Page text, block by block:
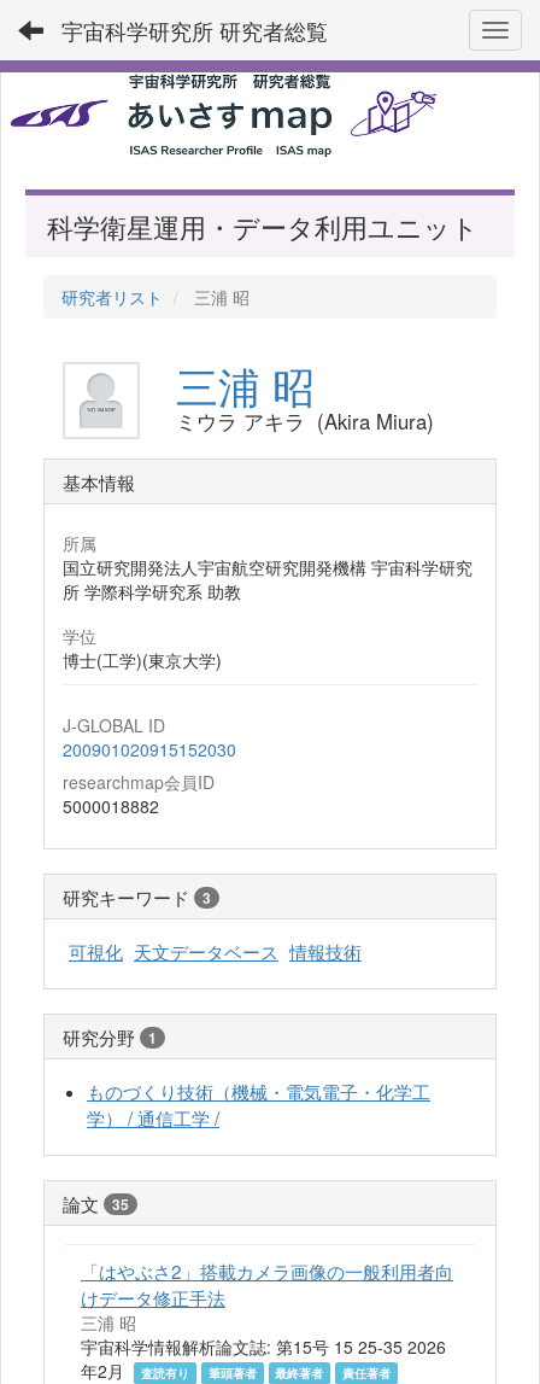
宇宙科学研究所 研究者総覧
科学衛星運用・データ利用ユニット
研究者リスト 三浦 昭
三浦 昭
ミウラ アキラ (Akira Miura)
基本情報
所属
国立研究開発法人宇宙航空研究開発機構 宇宙科学研究
所 学際科学研究系 助教
学位
博士(工学)(東京大学)
J-GLOBAL ID
200901020915152030
researchmap会員ID
5000018882
研究キーワード 3
可視化 天文データベース 情報技術
研究分野 1
ものづくり技術（機械・電気電子・化学工
学） / 通信工学 /
論文 35
「はやぶさ2」搭載カメラ画像の一般利用者向
けデータ修正手法
三浦 昭
宇宙科学情報解析論文誌: 第15号 15 25-35 2026
年2月
査読有り 筆頭著者 最終著者 責任著者